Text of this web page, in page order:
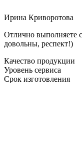
Ирина Криворотова
Отлично выполняете
довольны, респект!)
Качество продукции
Уровень сервиса
Срок изготовления